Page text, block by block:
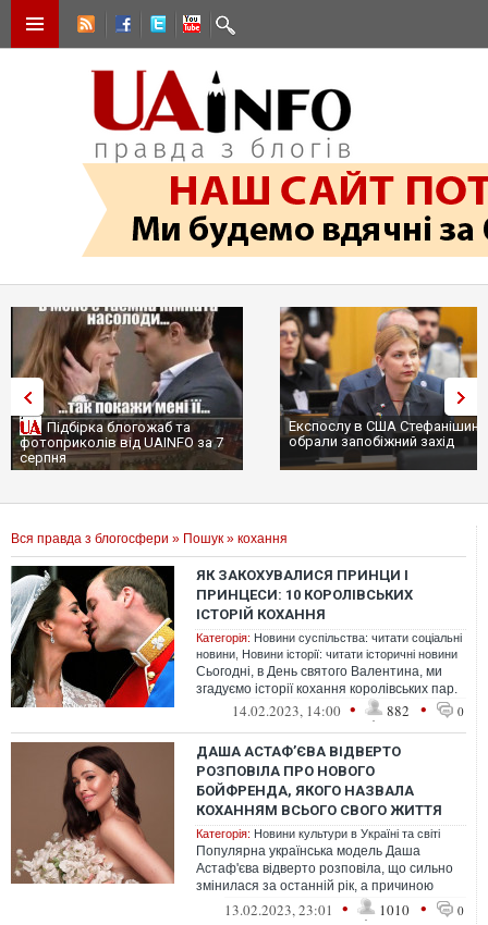
Підбірка блогожаб та
фотоприколів від UAINFO за 7
серпня
Експослу в США
обрали запобіжний захід
Вся правда з блогосфери » Пошук » кохання
ЯК ЗАКОХУВАЛИСЯ ПРИНЦИ І
ПРИНЦЕСИ: 10 КОРОЛІВСЬКИХ
ІСТОРІЙ КОХАННЯ
Категорія: Новини суспільства: читати соціальні
новини Новини історії: читати історичні новини
Сьогодні, в День святого Валентина, ми
згадуємо історії кохання королівських пар.
14.02.2023, 14:00 • 882 • 0
ДАША АСТАФʼЄВА ВІДВЕРТО
РОЗПОВІЛА ПРО НОВОГО
БОЙФРЕНДА, ЯКОГО НАЗВАЛА
КОХАННЯМ ВСЬОГО СВОГО ЖИТТЯ
Категорія: Новини культури в Україні та світі
Популярна українська модель Даша
Астаф'єва відверто розповіла, що сильно
змінилася за останній рік, а причиною
цьому став новий бойфренд зірки, котрог...
13.02.2023, 23:01 • 1010 • 0